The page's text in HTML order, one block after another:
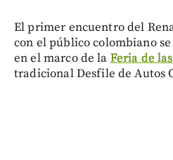
El primer encuentro del
con el público colombiano
en el marco de la Feria de
tradicional Desfile de Autos